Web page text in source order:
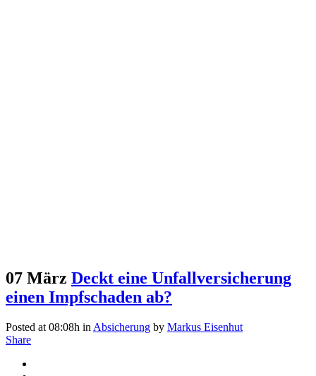
07 März Deckt eine Unfallversicherung
einen Impfschaden ab?
Posted at 08:08h in Absicherung by Markus Eisenhut
Share